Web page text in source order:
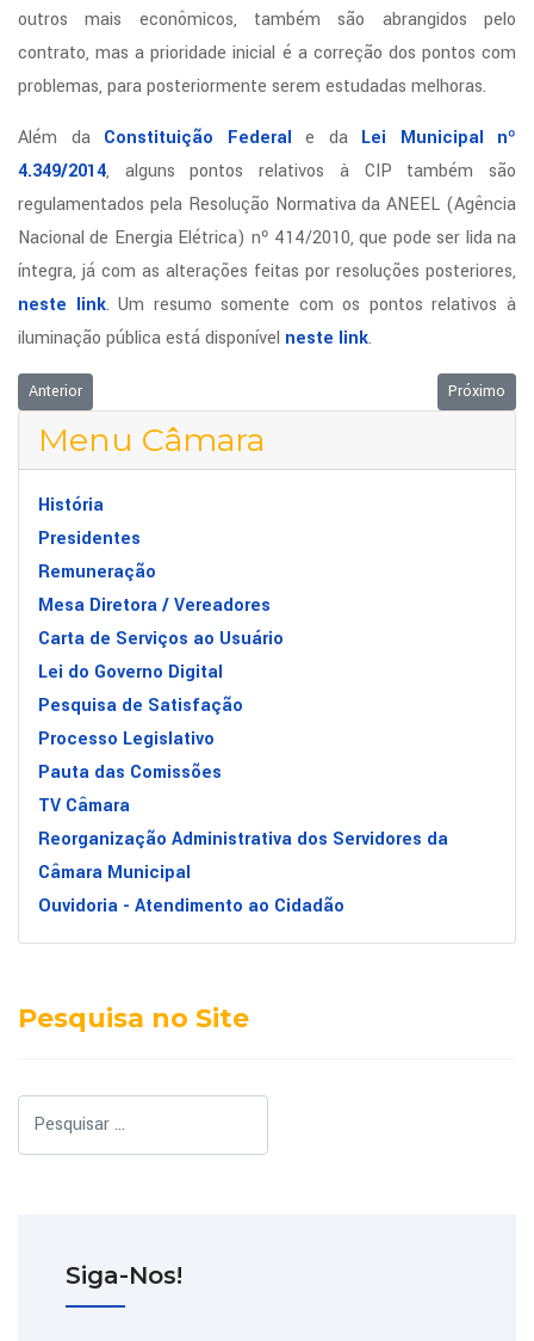
outros mais econômicos, também são abrangidos pelo
contrato, mas a prioridade inicial é a correção dos pontos com
problemas, para posteriormente serem estudadas melhoras.
Além da Constituição Federal e da Lei Municipal nº
4.349/2014, alguns pontos relativos à CIP também são
regulamentados pela Resolução Normativa da ANEEL (Agência
Nacional de Energia Elétrica) nº 414/2010, que pode ser lida na
íntegra, já com as alterações feitas por resoluções posteriores,
neste link. Um resumo somente com os pontos relativos à
iluminação pública está disponível neste link.
Artigo anterior: Três Projetos de Lei, um de Resolução e um de
Anterior Próximo
Próximo
Menu Câmara
História
Presidentes
Remuneração
Mesa Diretora / Vereadores
Carta de Serviços ao Usuário
Lei do Governo Digital
Pesquisa de Satisfação
Processo Legislativo
Pauta das Comissões
TV Câmara
Reorganização Administrativa dos Servidores da
Câmara Municipal
Ouvidoria - Atendimento ao Cidadão
Pesquisa no Site
Siga-Nos!